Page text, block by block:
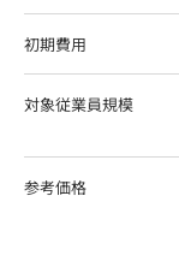
初期費用
対象従業員規模
参考価格